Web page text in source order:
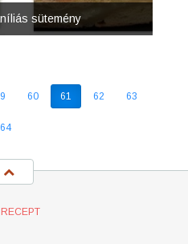
sütemény
60 61 62 63
64
RECEPT